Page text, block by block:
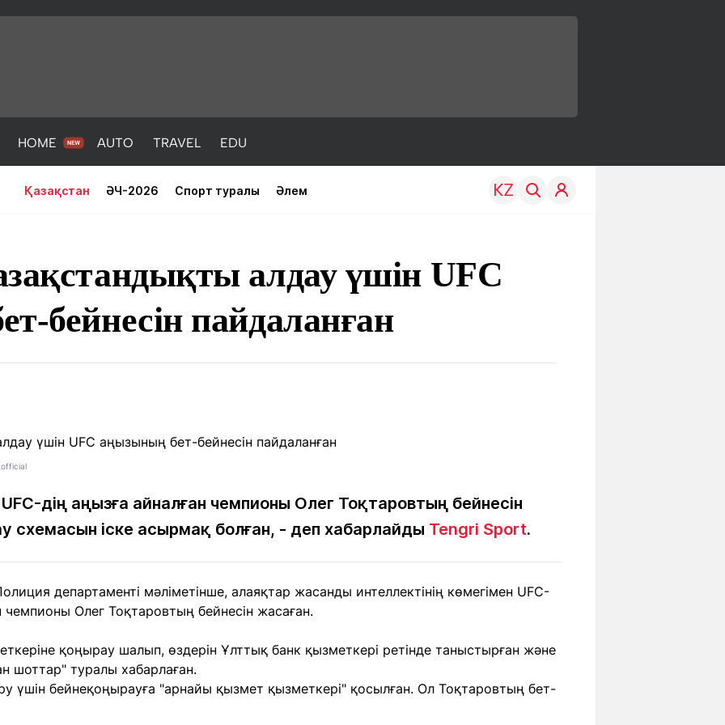
HOME AUTO TRAVEL EDU
Қазақстан ӘЧ-2026 Спорт туралы Әлем
HEALTH
жобалар
Бос жұмыс
Жарнама
Баспасөз
релиздері
Ашық түсті
алдау үшін UFC
бейнесін пайдаланған
дің аңызға айналған чемпионы Олег Тоқтаровтың бейнесін
схемасын іске асырмақ болған, - деп хабарлайды Tengri Sport.
департаменті мәліметінше, алаяқтар жасанды интеллектінің көмегімен UFC-
чемпионы Олег Тоқтаровтың бейнесін жасаған.
қоңырау шалып, өздерін Ұлттық банк қызметкері ретінде таныстырған және
шоттар" туралы хабарлаған.
үшін бейнеқоңырауға "арнайы қызмет қызметкері" қосылған. Ол Тоқтаровтың бет-